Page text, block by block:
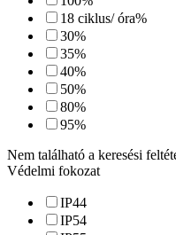
18 ciklus/ óra%
30%
35%
40%
50%
80%
95%
Nem található a keresési
Védelmi fokozat
IP44
IP54